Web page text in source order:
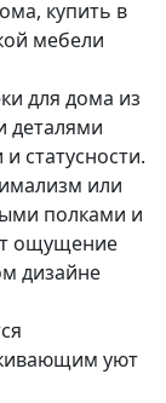
купить в
мебели
для дома из
деталями
статусности.
или
полками и
ощущение
дизайне
уют